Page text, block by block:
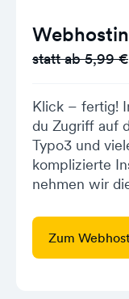
statt ab 5,99 €
Klick – fertig!
du Zugriff auf
Typo3 und
komplizierte
nehmen wir
Zum